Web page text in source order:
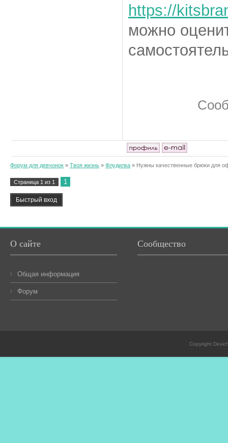
https://
можно
Форум для девчонок » Твоя жизнь » Флудилка » Нужны качественные брюки для
Страница 1 из 1 1
О сайте
Общая информация
Форум
Сообщество
Copyright